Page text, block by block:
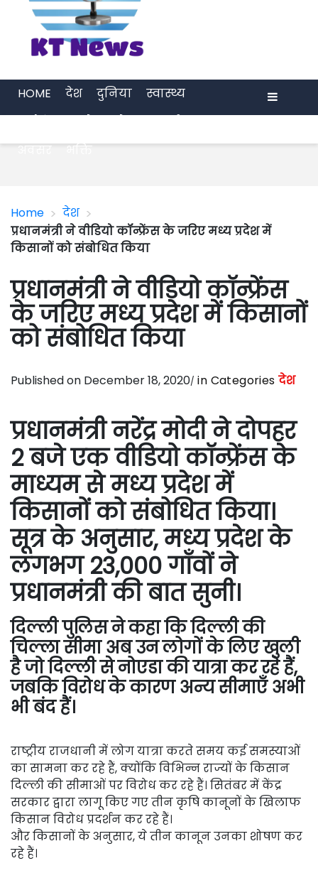
HOME देश दुनिया
स्वास्थ्य
अवसर
भक्ति
Home > देश >
प्रधानमंत्री ने वीडियो कॉन्फ्रेंस के जरिए मध्य प्रदेश में
किसानों को संबोधित किया
प्रधानमंत्री ने वीडियो कॉन्फ्रेंस
के जरिए मध्य प्रदेश में किसानों
को संबोधित किया
Published on December 18, 2020 in Categories देश
प्रधानमंत्री नरेंद्र मोदी ने दोपहर
2 बजे एक वीडियो कॉन्फ्रेंस के
माध्यम से मध्य प्रदेश में
किसानों को संबोधित किया।
सूत्र के अनुसार, मध्य प्रदेश के
लगभग 23,000 गाँवों ने
प्रधानमंत्री की बात सुनी।
दिल्ली पुलिस ने कहा कि दिल्ली की
चिल्ला सीमा अब उन लोगों के लिए खुली
है जो दिल्ली से नोएडा की यात्रा कर रहे हैं,
जबकि विरोध के कारण अन्य सीमाएँ अभी
भी बंद हैं।
राष्ट्रीय राजधानी में लोग यात्रा करते समय कई समस्याओं
का सामना कर रहे हैं, क्योंकि विभिन्न राज्यों के किसान
दिल्ली की सीमाओं पर विरोध कर रहे हैं। सितंबर में केंद्र
सरकार द्वारा लागू किए गए तीन कृषि कानूनों के खिलाफ
किसान विरोध प्रदर्शन कर रहे हैं।
और किसानों के अनुसार, ये तीन कानून उनका शोषण कर
रहे हैं।